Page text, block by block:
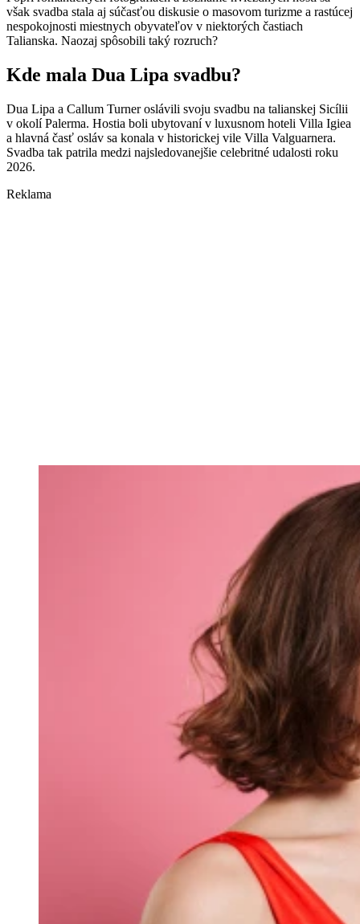
však svadba stala aj súčasťou diskusie o masovom turizme a rastúcej
nespokojnosti miestnych obyvateľov v niektorých častiach
Talianska. Naozaj spôsobili taký rozruch?
Kde mala Dua Lipa svadbu?
Dua Lipa a Callum Turner oslávili svoju svadbu na talianskej Sicílii
v okolí Palerma. Hostia boli ubytovaní v luxusnom hoteli Villa Igiea
a hlavná časť osláv sa konala v historickej vile Villa Valguarnera.
Svadba tak patrila medzi najsledovanejšie celebritné udalosti roku
2026.
Reklama